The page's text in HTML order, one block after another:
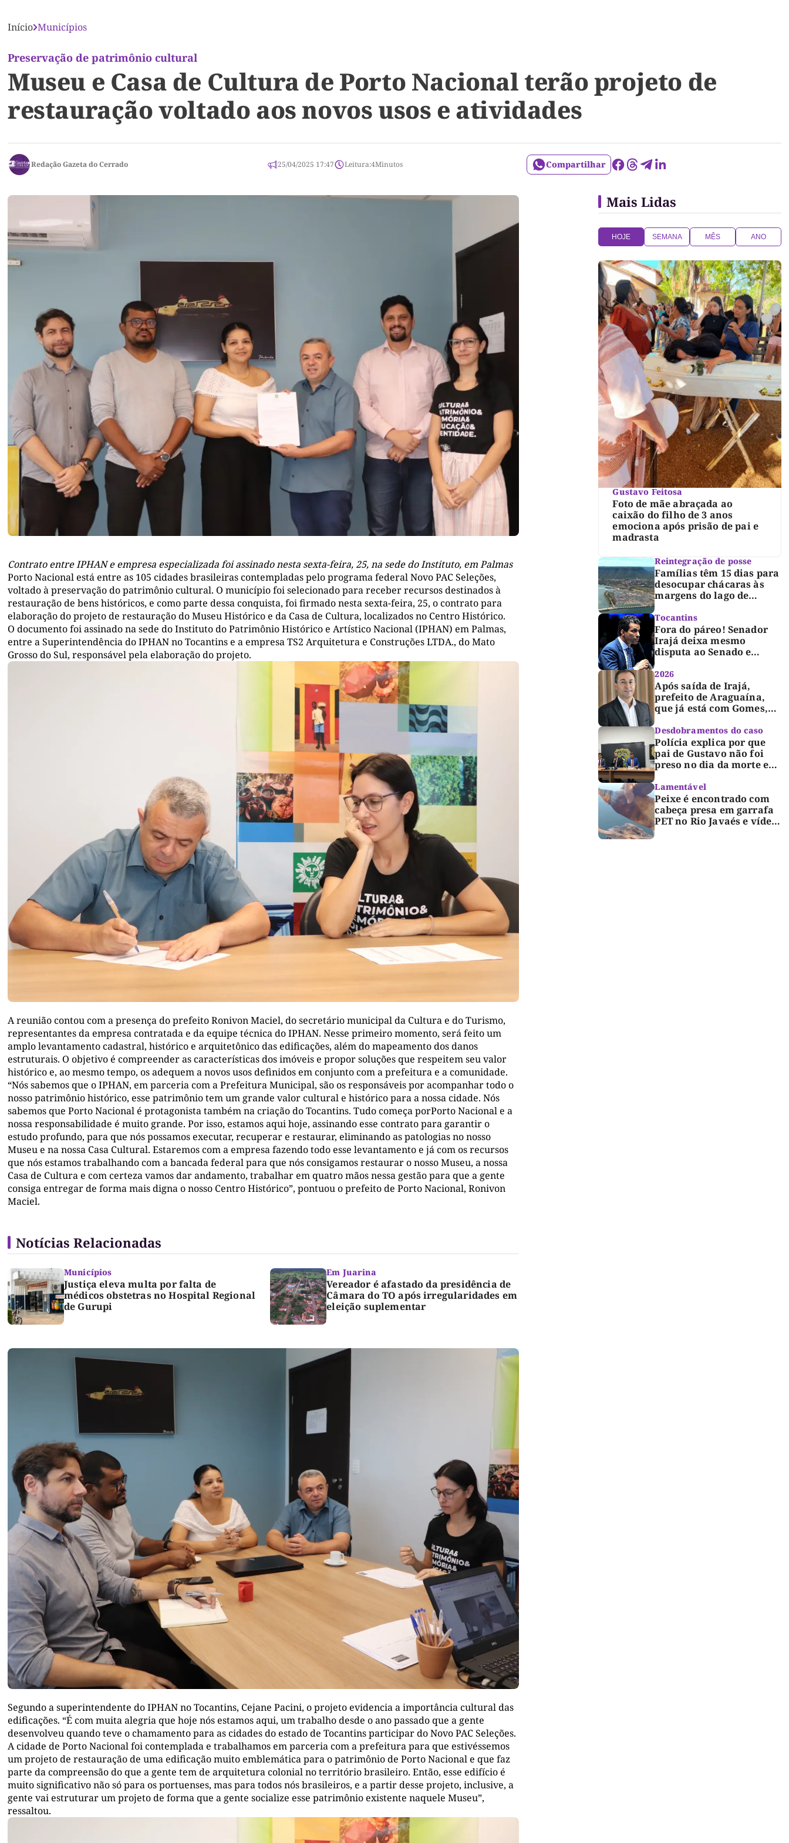
Início Municípios
Preservação de patrimônio cultural
Museu e Casa de Cultura de Porto Nacional terão projeto de
restauração voltado aos novos usos e atividades
Redação Gazeta do Cerrado 25/04/2025 17:47 Leitura:4Minutos Compartilhar
Contrato entre IPHAN e empresa especializada foi assinado nesta sexta-feira, 25, na sede do Instituto, em Palmas
Porto Nacional está entre as 105 cidades brasileiras contempladas pelo programa federal Novo PAC Seleções,
voltado à preservação do patrimônio cultural. O município foi selecionado para receber recursos destinados à
restauração de bens históricos, e como parte dessa conquista, foi firmado nesta sexta-feira, 25, o contrato para
elaboração do projeto de restauração do Museu Histórico e da Casa de Cultura, localizados no Centro Histórico.
O documento foi assinado na sede do Instituto do Patrimônio Histórico e Artístico Nacional (IPHAN) em Palmas,
entre a Superintendência do IPHAN no Tocantins e a empresa TS2 Arquitetura e Construções LTDA., do Mato
Grosso do Sul, responsável pela elaboração do projeto.
A reunião contou com a presença do prefeito Ronivon Maciel, do secretário municipal da Cultura e do Turismo,
representantes da empresa contratada e da equipe técnica do IPHAN. Nesse primeiro momento, será feito um
amplo levantamento cadastral, histórico e arquitetônico das edificações, além do mapeamento dos danos
estruturais. O objetivo é compreender as características dos imóveis e propor soluções que respeitem seu valor
histórico e, ao mesmo tempo, os adequem a novos usos definidos em conjunto com a prefeitura e a comunidade.
“Nós sabemos que o IPHAN, em parceria com a Prefeitura Municipal, são os responsáveis por acompanhar todo o
nosso patrimônio histórico, esse patrimônio tem um grande valor cultural e histórico para a nossa cidade. Nós
sabemos que Porto Nacional é protagonista também na criação do Tocantins. Tudo começa porPorto Nacional e a
nossa responsabilidade é muito grande. Por isso, estamos aqui hoje, assinando esse contrato para garantir o
estudo profundo, para que nós possamos executar, recuperar e restaurar, eliminando as patologias no nosso
Museu e na nossa Casa Cultural. Estaremos com a empresa fazendo todo esse levantamento e já com os recursos
que nós estamos trabalhando com a bancada federal para que nós consigamos restaurar o nosso Museu, a nossa
Casa de Cultura e com certeza vamos dar andamento, trabalhar em quatro mãos nessa gestão para que a gente
consiga entregar de forma mais digna o nosso Centro Histórico”, pontuou o prefeito de Porto Nacional, Ronivon
Maciel.
Notícias Relacionadas
Municípios
Justiça eleva multa por falta de
médicos obstetras no Hospital Regional
de Gurupi
Em Juarina
Vereador é afastado da presidência de
Câmara do TO após irregularidades em
eleição suplementar
Segundo a superintendente do IPHAN no Tocantins, Cejane Pacini, o projeto evidencia a importância cultural das
edificações. “É com muita alegria que hoje nós estamos aqui, um trabalho desde o ano passado que a gente
desenvolveu quando teve o chamamento para as cidades do estado de Tocantins participar do Novo PAC Seleções.
A cidade de Porto Nacional foi contemplada e trabalhamos em parceria com a prefeitura para que estivéssemos
um projeto de restauração de uma edificação muito emblemática para o patrimônio de Porto Nacional e que faz
parte da compreensão do que a gente tem de arquitetura colonial no território brasileiro. Então, esse edifício é
muito significativo não só para os portuenses, mas para todos nós brasileiros, e a partir desse projeto, inclusive, a
gente vai estruturar um projeto de forma que a gente socialize esse patrimônio existente naquele Museu”,
ressaltou.
Mais Lidas
HOJE SEMANA MÊS ANO
Gustavo Feitosa
Foto de mãe abraçada ao
caixão do filho de 3 anos
emociona após prisão de pai e
madrasta
Reintegração de posse
Famílias têm 15 dias para
desocupar chácaras às
margens do lago de
Justiça
Tocantins
Fora do páreo! Senador
Irajá deixa mesmo
disputa ao Senado e
processo de cabeça
erguida, com gratidão e
respeito”
2026
Após saída de Irajá,
prefeito de Araguaína,
que já está com Gomes,
campanha de Dimas e
fará anúncio oficial
Desdobramentos do caso
Polícia explica por que
pai de Gustavo não foi
preso no dia da morte e
investigação
Lamentável
Peixe é encontrado com
cabeça presa em garrafa
PET no Rio Javaés e vídeo